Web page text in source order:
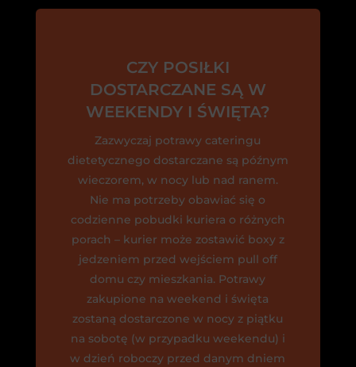
CZY POSIŁKI
DOSTARCZANE SĄ W
WEEKENDY I ŚWIĘTA?
Zazwyczaj potrawy cateringu
dietetycznego dostarczane są późnym
wieczorem, w nocy lub nad ranem.
Nie ma potrzeby obawiać się o
codzienne pobudki kuriera o różnych
porach – kurier może zostawić boxy z
jedzeniem przed wejściem pull off
domu czy mieszkania. Potrawy
zakupione na weekend i święta
zostaną dostarczone w nocy z piątku
na sobotę (w przypadku weekendu) i
w dzień roboczy przed danym dniem